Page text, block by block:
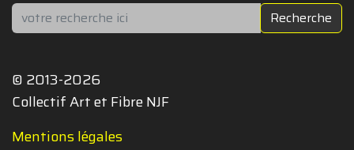
Rechercher Recherche
© 2013-2026
Collectif Art et Fibre NJF
Mentions légales